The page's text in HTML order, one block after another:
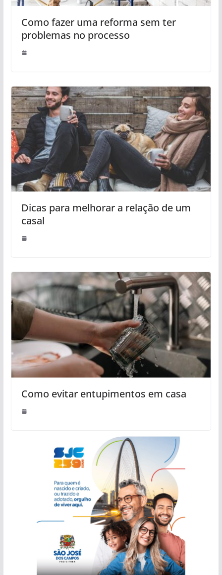
Como fazer uma reforma sem ter
problemas no processo
Dicas para melhorar a relação de um
casal
Como evitar entupimentos em casa